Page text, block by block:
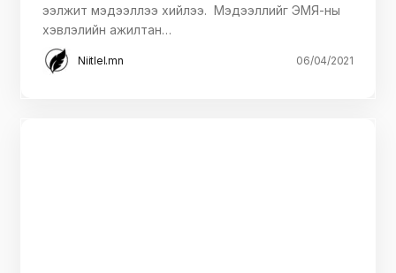
ээлжит мэдээллээ хийлээ. Мэдээллийг ЭМЯ-ны
хэвлэлийн ажилтан…
Niitlel.mn 06/04/2021